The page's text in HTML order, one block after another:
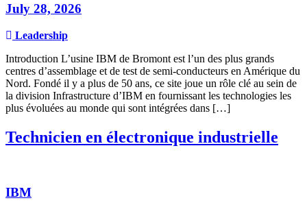
July 28, 2026
Leadership
Introduction L’usine IBM de Bromont est l’un des plus grands
centres d’assemblage et de test de semi-conducteurs en Amérique du
Nord. Fondé il y a plus de 50 ans, ce site joue un rôle clé au sein de
la division Infrastructure d’IBM en fournissant les technologies les
plus évoluées au monde qui sont intégrées dans […]
Technicien en électronique industrielle
IBM